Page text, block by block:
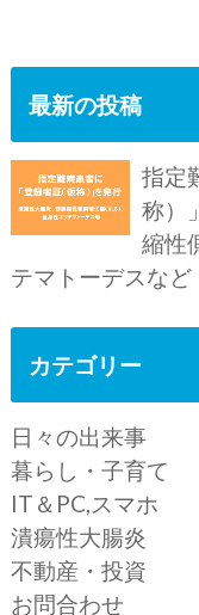
最新の投稿
指定
称）
縮性
テマトーデスなど
カテゴリー
日々の出来事
暮らし・子育て
IT＆PC,スマホ
潰瘍性大腸炎
不動産・投資
お問合わせ